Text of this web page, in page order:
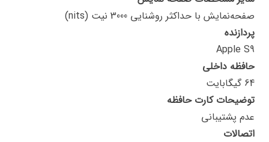
صفحه‌نمایش با حداکثر روشنایی 3000 نیت (nits)
پردازنده
Apple S9
حافظه داخلی
64 گیگابایت
توضیحات کارت حافظه
عدم پشتیبانی
اتصالات